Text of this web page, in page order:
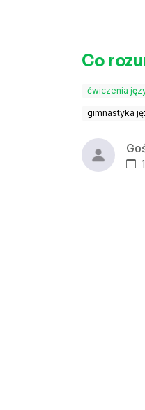
Co
ćwiczenia
gimnastyka